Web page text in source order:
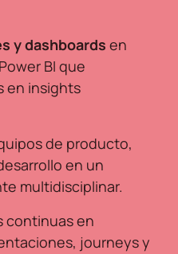
y dashboards en
BI que
en insights
de producto,
en un
multidisciplinar.
continuas en
journeys y